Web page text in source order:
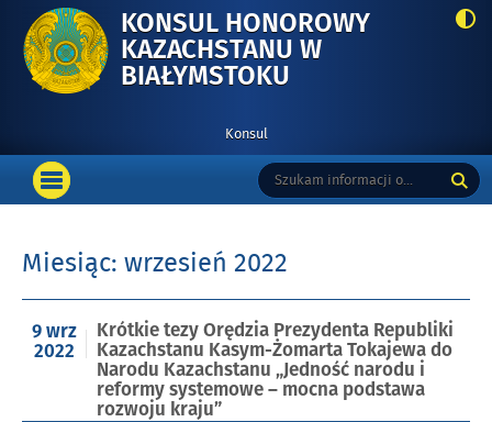
KONSUL HONOROWY
KAZACHSTANU W
BIAŁYMSTOKU
ORĘDZIA
PREZYDENTA
REPUBLIKI
DO
NARODU
KAZACHSTANU
Konsul
Wyszukiwarka
Tutaj
wpisz
szukaną
Menu
podstawowe
OTWÓRZ
MENU
Miesiąc: wrzesień 2022
Krótkie tezy Orędzia Prezydenta Republiki
Kazachstanu Kasym-Żomarta Tokajewa do
Narodu Kazachstanu „Jedność narodu i
reformy systemowe – mocna podstawa
rozwoju kraju”
Opublikowano
w
9 wrz
2022